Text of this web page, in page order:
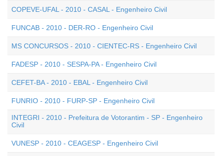
COPEVE-UFAL - 2010 - CASAL - Engenheiro Civil
FUNCAB - 2010 - DER-RO - Engenheiro Civil
MS CONCURSOS - 2010 - CIENTEC-RS - Engenheiro Civil
FADESP - 2010 - SESPA-PA - Engenheiro Civil
CEFET-BA - 2010 - EBAL - Engenheiro Civil
FUNRIO - 2010 - FURP-SP - Engenheiro Civil
INTEGRI - 2010 - Prefeitura de Votorantim - SP - Engenheiro
Civil
VUNESP - 2010 - CEAGESP - Engenheiro Civil